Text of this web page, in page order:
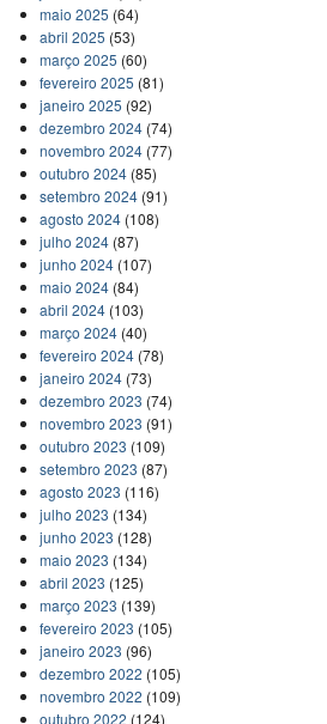
maio 2025 (64)
abril 2025 (53)
março 2025 (60)
fevereiro 2025 (81)
janeiro 2025 (92)
dezembro 2024(74)
novembro 2024(77)
outubro 2024(85)
setembro 2024(91)
agosto 2024(108)
julho 2024(87)
junho 2024(107)
maio 2024(84)
abril 2024(103)
março 2024(40)
fevereiro 2024(78)
janeiro 2024(73)
dezembro 2023 (74)
novembro 2023 (91)
outubro 2023 (109)
setembro 2023 (87)
agosto 2023 (116)
julho 2023 (134)
junho 2023 (128)
maio 2023 (134)
abril 2023 (125)
março 2023 (139)
fevereiro 2023 (105)
janeiro 2023 (96)
dezembro 2022 (105)
novembro 2022 (109)
outubro 2022 (124)